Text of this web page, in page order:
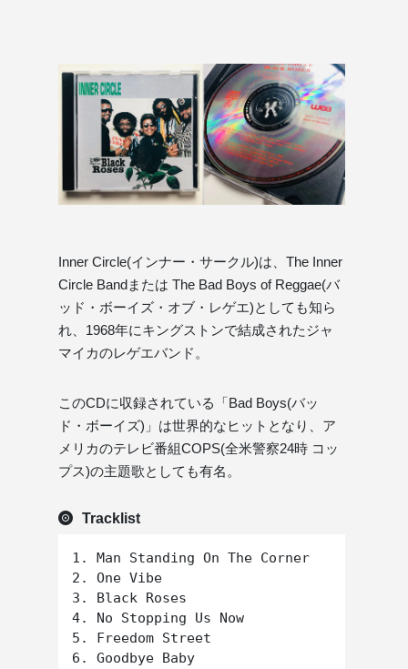
Inner Circle(インナー・サークル)は、The Inner
Circle Bandまたは The Bad Boys of Reggae(バ
ッド・ボーイズ・オブ・レゲエ)としても知ら
れ、1968年にキングストンで結成されたジャ
マイカのレゲエバンド。
このCDに収録されている「Bad Boys(バッ
ド・ボーイズ)」は世界的なヒットとなり、ア
メリカのテレビ番組COPS(全米警察24時 コッ
プス)の主題歌としても有名。
Tracklist
1. Man Standing On The Corner
2. One Vibe
3. Black Roses
4. No Stopping Us Now
5. Freedom Street
6. Goodbye Baby